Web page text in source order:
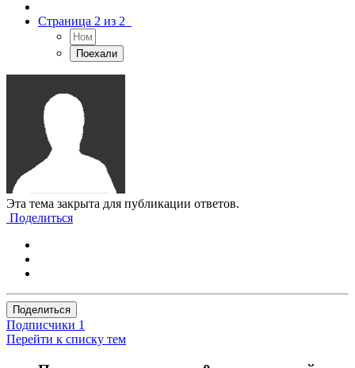
Страница 2 из 2
Эта тема закрыта для публикации ответов.
Поделиться
Поделиться
Подписчики 1
Перейти к списку тем